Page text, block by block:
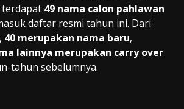
terdapat 49 nama calon pahlawan
daftar resmi tahun ini. Dari
40 merupakan nama baru,
lainnya merupakan carry over
tahun sebelumnya.